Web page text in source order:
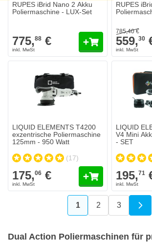
RUPES iBrid Nano 2 Akku
Poliermaschine - LUX-Set
775,88 €
RUPES
785,40€
559,30
LIQUID ELEMENTS T4200
exzentrische Poliermaschine
125mm - 950 Watt
(17)
175,06 €
LIQUID
V4 Mini
- SET
195,71
Sie lesen gerade die
1 Seite
2 Seite
3
Dual Action Poliermaschinen für